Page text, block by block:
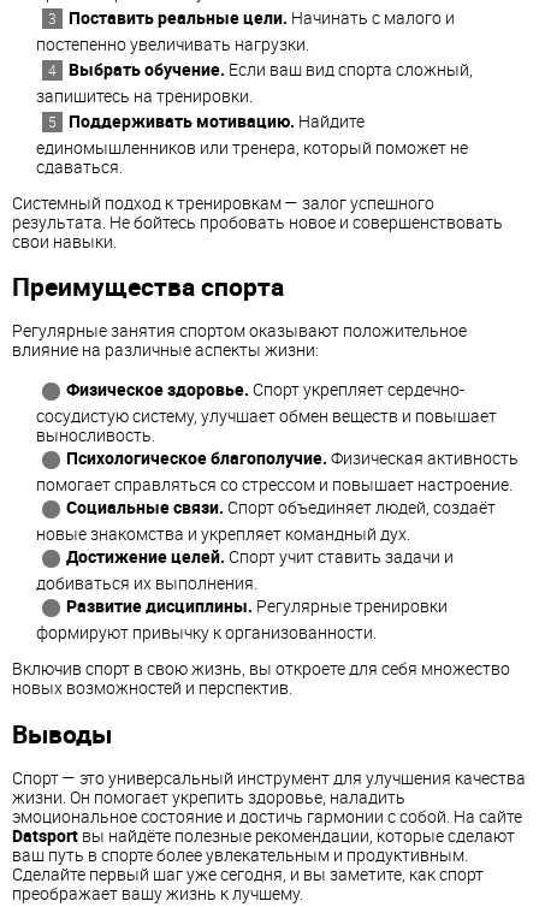
Поставить реальные цели. Начинать с малого и
постепенно увеличивать нагрузки.
Выбрать обучение. Если ваш вид спорта сложный,
запишитесь на тренировки.
Поддерживать мотивацию. Найдите
единомышленников или тренера, который поможет не
сдаваться.
Системный подход к тренировкам — залог успешного
результата. Не бойтесь пробовать новое и совершенствовать
свои навыки.
Преимущества спорта
Регулярные занятия спортом оказывают положительное
влияние на различные аспекты жизни:
Физическое здоровье. Спорт укрепляет сердечно-
сосудистую систему, улучшает обмен веществ и повышает
выносливость.
Психологическое благополучие. Физическая активность
помогает справляться со стрессом и повышает настроение.
Социальные связи. Спорт объединяет людей, создаёт
новые знакомства и укрепляет командный дух.
Достижение целей. Спорт учит ставить задачи и
добиваться их выполнения.
Развитие дисциплины. Регулярные тренировки
формируют привычку к организованности.
Включив спорт в свою жизнь, вы откроете для себя множество
новых возможностей и перспектив.
Выводы
Спорт — это универсальный инструмент для улучшения качества
жизни. Он помогает укрепить здоровье, наладить
эмоциональное состояние и достичь гармонии с собой. На сайте
Datsport вы найдёте полезные рекомендации, которые сделают
ваш путь в спорте более увлекательным и продуктивным.
Сделайте первый шаг уже сегодня, и вы заметите, как спорт
преображает вашу жизнь к лучшему.